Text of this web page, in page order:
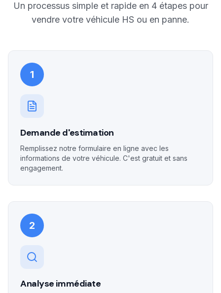
Un processus simple et rapide en 4 étapes pour
vendre votre véhicule HS ou en panne.
1
Demande d'estimation
Remplissez notre formulaire en ligne avec les
informations de votre véhicule. C'est gratuit et sans
engagement.
2
Analyse immédiate